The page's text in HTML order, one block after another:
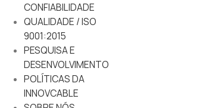
CONFIABILIDADE
QUALIDADE / ISO
9001:2015
PESQUISA E
DESENVOLVIMENTO
POLÍTICAS DA
INNOVCABLE